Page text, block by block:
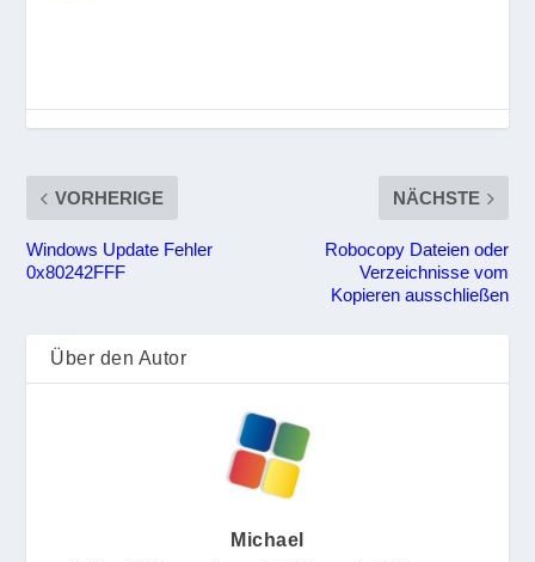
VORHERIGE
Windows Update Fehler
0x80242FFF
NÄCHSTE
Robocopy Dateien oder
Verzeichnisse vom
Kopieren ausschließen
Über den Autor
Michael